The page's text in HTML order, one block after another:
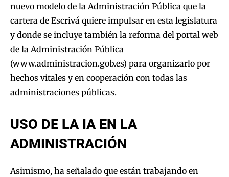
nuevo modelo de la Administración Pública que la
cartera de Escrivá quiere impulsar en esta legislatura
y donde se incluye también la reforma del portal web
de la Administración Pública
(www.administracion.gob.es) para organizarlo por
hechos vitales y en cooperación con todas las
administraciones públicas.
USO DE LA IA EN LA
ADMINISTRACIÓN
Asimismo, ha señalado que están trabajando en